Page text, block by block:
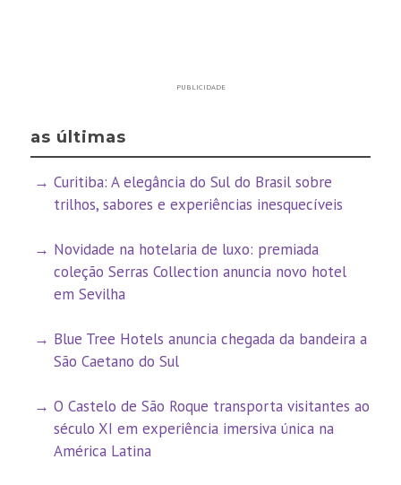
PUBLICIDADE
as últimas
Curitiba: A elegância do Sul do Brasil sobre
trilhos, sabores e experiências inesquecíveis
Novidade na hotelaria de luxo: premiada
coleção Serras Collection anuncia novo hotel
em Sevilha
Blue Tree Hotels anuncia chegada da bandeira a
São Caetano do Sul
O Castelo de São Roque transporta visitantes ao
século XI em experiência imersiva única na
América Latina